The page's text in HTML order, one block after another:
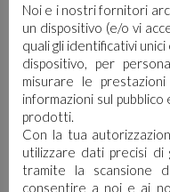
Noi e i nostri fornitori
un dispositivo (e/o vi
quali gli identificativi
dispositivo, per
misurare le
informazioni sul
prodotti.
Con la tua
utilizzare dati precisi di
tramite la scansione
consentire a noi e ai